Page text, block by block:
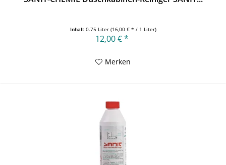
Inhalt 0.75 Liter (16,00 € * / 1 Liter)
12,00 € *
Merken